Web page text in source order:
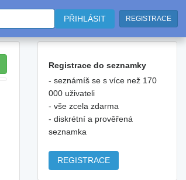
PŘIHLÁSIT REGISTRACE
Registrace do seznamky
- seznámíš se s více než 170
000 uživateli
- vše zcela zdarma
- diskrétní a prověřená
seznamka
REGISTRACE